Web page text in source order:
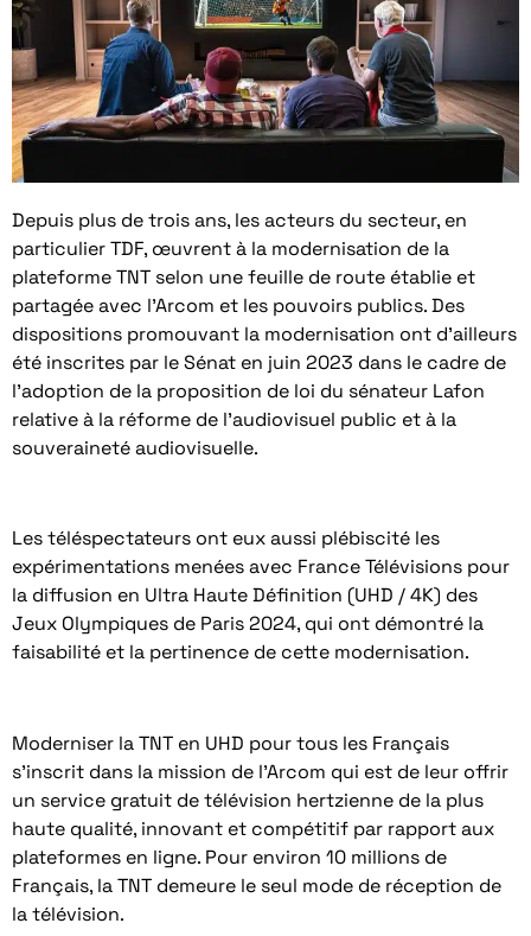
Depuis plus de trois ans, les acteurs du secteur, en
particulier TDF, œuvrent à la modernisation de la
plateforme TNT selon une feuille de route établie et
partagée avec l’Arcom et les pouvoirs publics. Des
dispositions promouvant la modernisation ont d’ailleurs
été inscrites par le Sénat en juin 2023 dans le cadre de
l’adoption de la proposition de loi du sénateur Lafon
relative à la réforme de l’audiovisuel public et à la
souveraineté audiovisuelle.
Les téléspectateurs ont eux aussi plébiscité les
expérimentations menées avec France Télévisions pour
la diffusion en Ultra Haute Définition (UHD / 4K) des
Jeux Olympiques de Paris 2024, qui ont démontré la
faisabilité et la pertinence de cette modernisation.
Moderniser la TNT en UHD pour tous les Français
s’inscrit dans la mission de l’Arcom qui est de leur offrir
un service gratuit de télévision hertzienne de la plus
haute qualité, innovant et compétitif par rapport aux
plateformes en ligne. Pour environ 10 millions de
Français, la TNT demeure le seul mode de réception de
la télévision.